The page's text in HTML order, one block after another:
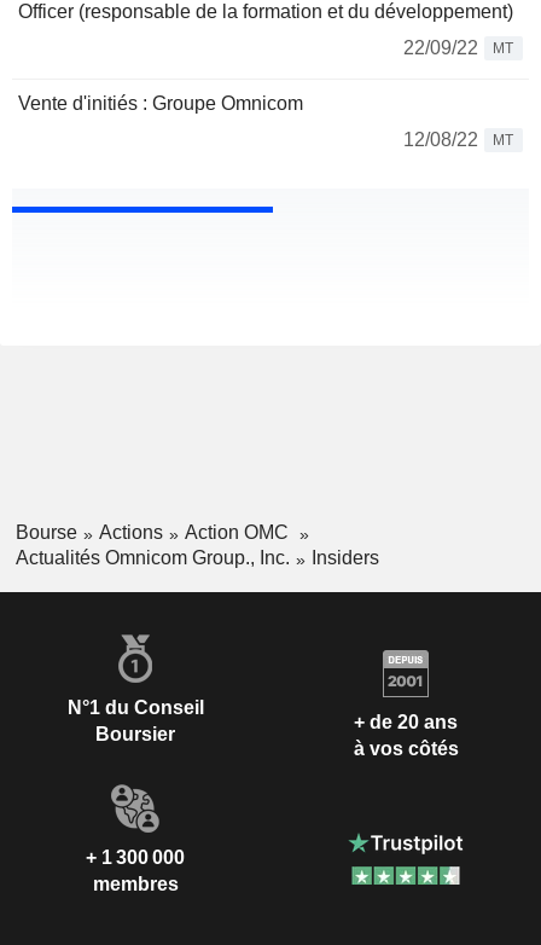
Officer (responsable de la formation et du développement)
22/09/22
MT
Vente d'initiés : Groupe Omnicom
12/08/22
MT
Bourse Actions
Action OMC
Actualités Omnicom Group., Inc.
Insiders
N°1 du Conseil
Boursier
+ de 20 ans
à vos côtés
+ 1 300 000
membres